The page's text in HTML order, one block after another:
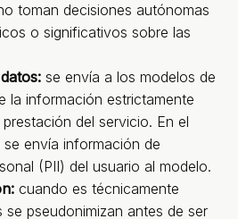
toman decisiones autónomas
o significativos sobre las
se envía a los modelos de
la información estrictamente
del servicio. En el
envía información de
(PII) del usuario al modelo.
cuando es técnicamente
pseudonimizan antes de ser